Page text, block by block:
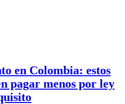
en Colombia: estos
pagar menos por ley